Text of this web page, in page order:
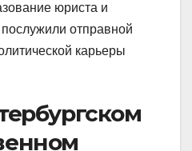
юриста и
отправной
карьеры